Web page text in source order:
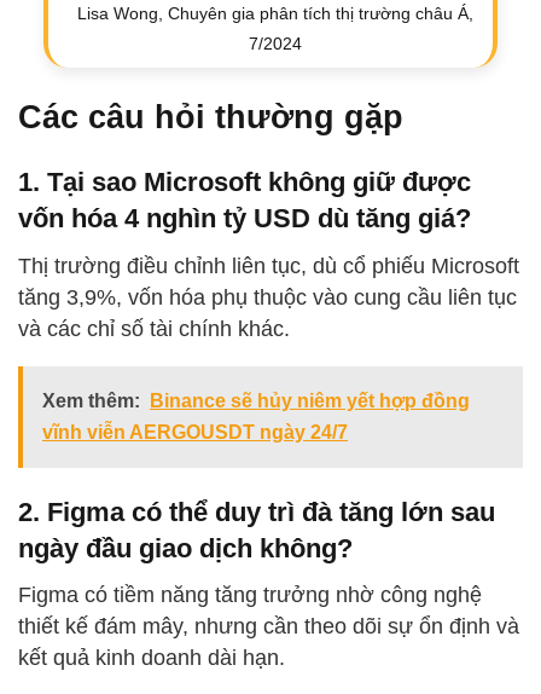
Lisa Wong, Chuyên gia phân tích thị trường châu Á,
7/2024
Các câu hỏi thường gặp
1. Tại sao Microsoft không giữ được
vốn hóa 4 nghìn tỷ USD dù tăng giá?
Thị trường điều chỉnh liên tục, dù cổ phiếu Microsoft
tăng 3,9%, vốn hóa phụ thuộc vào cung cầu liên tục
và các chỉ số tài chính khác.
Xem thêm:
Binance sẽ hủy niêm yết hợp đồng
vĩnh viễn AERGOUSDT ngày 24/7
2. Figma có thể duy trì đà tăng lớn sau
ngày đầu giao dịch không?
Figma có tiềm năng tăng trưởng nhờ công nghệ
thiết kế đám mây, nhưng cần theo dõi sự ổn định và
kết quả kinh doanh dài hạn.